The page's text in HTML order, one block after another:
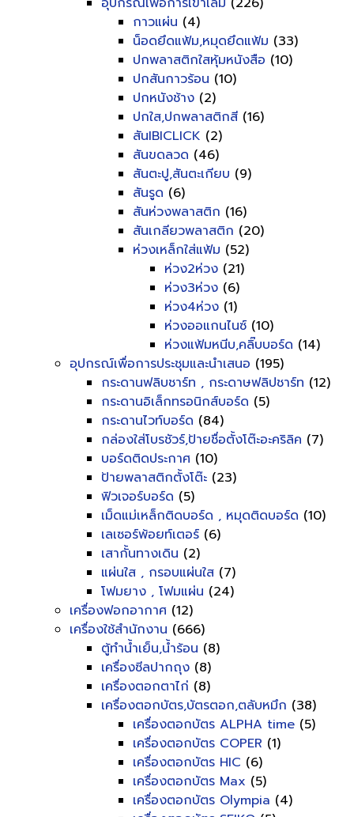
กาวแผ่น (4)
น็อดยึดแฟ้ม,หมุดยึดแฟ้ม (33)
ปกพลาสติกใสหุ้มหนังสือ (10)
ปกสันกาวร้อน (10)
ปกหนังช้าง (2)
ปกใส,ปกพลาสติกสี (16)
สันIBICLICK (2)
สันขดลวด (46)
สันตะปู,สันตะเกียบ (9)
สันรูด (6)
สันห่วงพลาสติก (16)
สันเกลียวพลาสติก (20)
ห่วงเหล็กใส่แฟ้ม (52)
ห่วง2ห่วง (21)
ห่วง3ห่วง (6)
ห่วง4ห่วง (1)
ห่วงออแกนไนซ์ (10)
ห่วงแฟ้มหนีบ,คลิ๊บบอร์ด (14)
อุปกรณ์เพื่อการประชุมและนำเสนอ (195)
กระดานฟลิบชาร์ท , กระดาษฟลิปชาร์ท (12)
กระดานอิเล็กทรอนิกส์บอร์ด (5)
กระดานไวท์บอร์ด (84)
กล่องใส่โบรชัวร์,ป้ายชื่อตั้งโต๊ะอะคริลิค (7)
บอร์ดติดประกาศ (10)
ป้ายพลาสติกตั้งโต๊ะ (23)
ฟิวเจอร์บอร์ด (5)
เม็ดแม่เหล็กติดบอร์ด , หมุดติดบอร์ด (10)
เลเซอร์พ้อยท์เตอร์ (6)
เสากั้นทางเดิน (2)
แผ่นใส , กรอบแผ่นใส (7)
โฟมยาง , โฟมแผ่น (24)
เครื่องฟอกอากาศ (12)
เครื่องใช้สำนักงาน (666)
ตู้ทำน้ำเย็น,น้ำร้อน (8)
เครื่องซีลปากถุง (8)
เครื่องตอกตาไก่ (8)
เครื่องตอกบัตร,บัตรตอก,ตลับหมึก (38)
เครื่องตอกบัตร ALPHA time (5)
เครื่องตอกบัตร COPER (1)
เครื่องตอกบัตร HIC (6)
เครื่องตอกบัตร Max (5)
เครื่องตอกบัตร Olympia (4)